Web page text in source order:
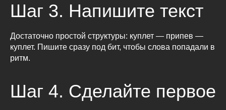
Шаг 3. Напишите текст
Достаточно простой структуры: куплет — припев —
куплет. Пишите сразу под бит, чтобы слова попадали в
ритм.
Шаг 4. Сделайте первое